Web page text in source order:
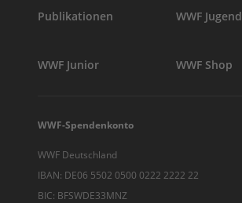
Publikationen WWF Jugend
WWF Junior WWF Shop
WWF-Spendenkonto
WWF Deutschland
IBAN: DE06 5502 0500 0222 2222 22
BIC: BFSWDE33MNZ